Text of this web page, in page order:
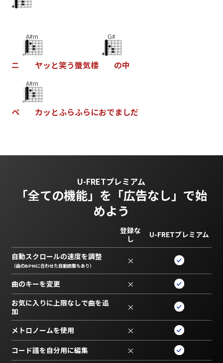
ニ
A#m
ヤッ と笑う蜃気楼
G#
の中
ペ
A#m
カッ とふらふらにおでましだ
U-FRETプレミアム
「全ての機能」を 「広告なし」で始
めよう
登録な
し
U-FRETプレミアム
自動スクロールの速度を調整
（曲のBPMに合わせた自動調整もあり） ×
曲のキーを変更 ×
お気に入りに上限なしで曲を追
加
×
メトロノームを使用 ×
コード譜を自分用に編集 ×